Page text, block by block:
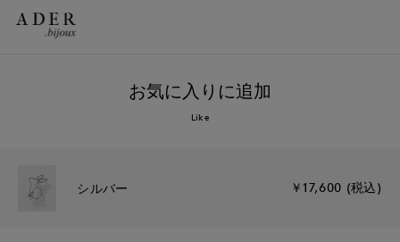
お気に入りに追加
Like
シルバー ￥17,600 (税込)